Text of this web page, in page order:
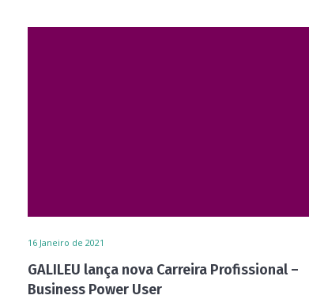
16 Janeiro de 2021
GALILEU lança nova Carreira Profissional –
Business Power User